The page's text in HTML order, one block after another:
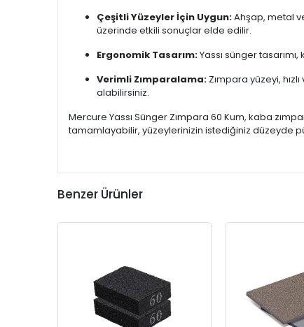
Çeşitli Yüzeyler İçin Uygun:Ahşap, metal
üzerinde etkili sonuçlar elde edilir.
Ergonomik Tasarım:Yassı sünger
Verimli Zımparalama: Zımpara yüzeyi,
alabilirsiniz.
Mercure Yassı Sünger Zımpara 60 Kum, kaba
tamamlayabilir, yüzeylerinizin istediğiniz düzeyde
Benzer Ürünler